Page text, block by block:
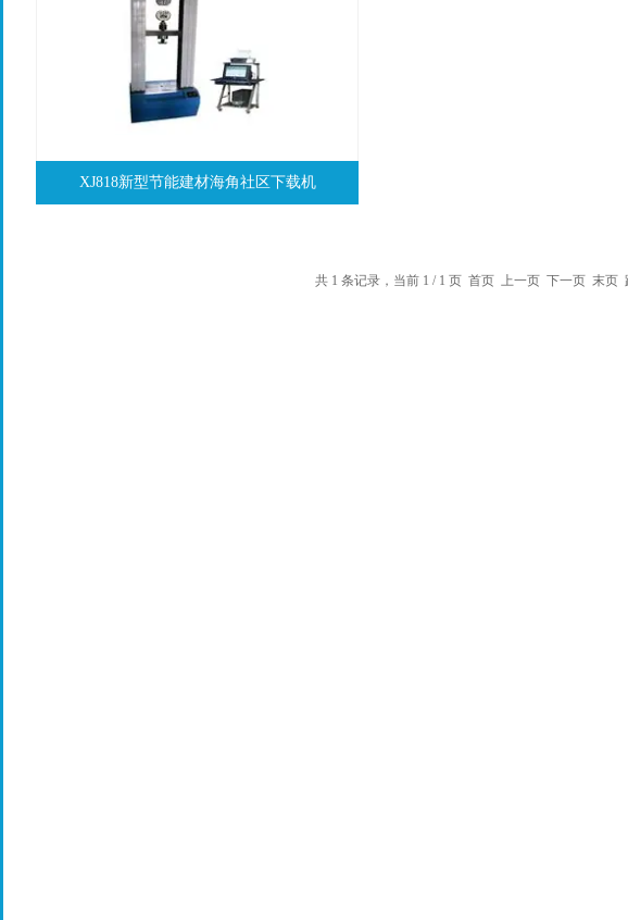
XJ818新型节能建材海角社区下载机
共 1 条记录，当前 1 / 1 页 首页 上一页 下一页 末页